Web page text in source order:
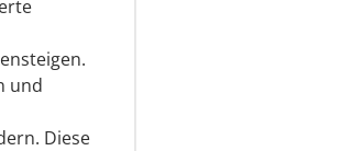
und
Diese